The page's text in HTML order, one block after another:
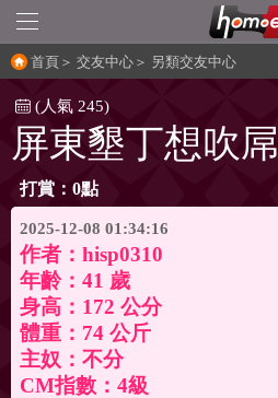
首頁 ＞ 交友中心 ＞ 另類交友中心
(人氣 245)
屏東墾丁想吹屌
打賞：0點
2025-12-08 01:34:16
作者： hisp0310
年齡：41 歲
身高：172 公分
體重：74 公斤
主奴：不分
CM指數：4級